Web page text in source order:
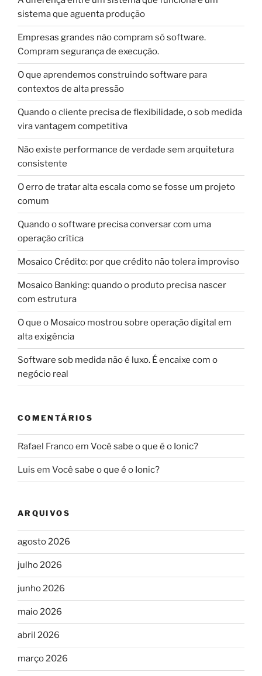
sistema que aguenta produção
Empresas grandes não compram só software.
Compram segurança de execução.
O que aprendemos construindo software para
contextos de alta pressão
Quando o cliente precisa de flexibilidade, o sob medida
vira vantagem competitiva
Não existe performance de verdade sem arquitetura
consistente
O erro de tratar alta escala como se fosse um projeto
comum
Quando o software precisa conversar com uma
operação crítica
Mosaico Crédito: por que crédito não tolera improviso
Mosaico Banking: quando o produto precisa nascer
com estrutura
O que o Mosaico mostrou sobre operação digital em
alta exigência
Software sob medida não é luxo. É encaixe com o
negócio real
COMENTÁRIOS
Rafael Francoem Você sabe o que é o Ionic?
Luis em Você sabe o que é o Ionic?
ARQUIVOS
agosto 2026
julho 2026
junho 2026
maio 2026
abril 2026
março 2026